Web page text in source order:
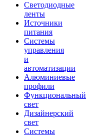
Светодиодные
ленты
Источники
питания
Системы
управления
и
автоматизации
Алюминиевые
профили
Функциональный
свет
Дизайнерский
свет
Системы